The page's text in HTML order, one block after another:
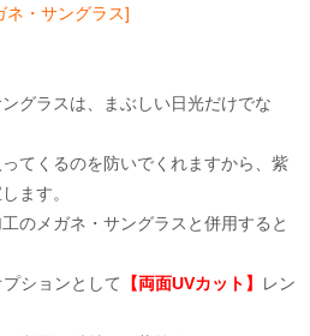
ネ・サングラス]
グラスは、まぶしい日光だけでな
てくるのを防いでくれますから、紫
ます。
のメガネ・サングラスと併用すると
ションとして
【両面UVカット】
レン